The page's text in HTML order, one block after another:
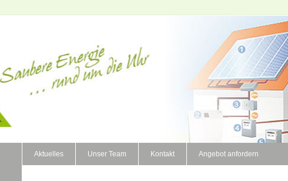
Aktuelles Unser Team Kontakt Angebot anfordern